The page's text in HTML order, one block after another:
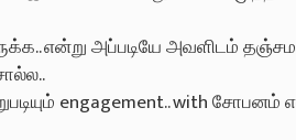
என்று அப்படியே அவளிடம்
engagement.. with சோபனம்